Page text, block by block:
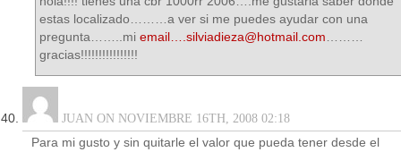
estas localizado………a ver si me puedes ayudar con una
pregunta……..mi email….silviadieza@hotmail.com ………
gracias!!!!!!!!!!!!!!!!
JUAN ON NOVIEMBRE 16TH, 2008 02:18
Para mi gusto y sin quitarle el valor que pueda tener desde el